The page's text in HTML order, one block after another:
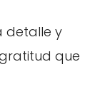
detalle y
que